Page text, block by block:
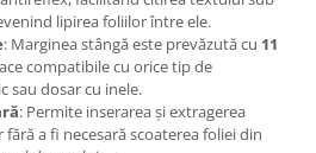
lipirea foliilor între ele.
: Marginea stângă este prevăzută cu 11
compatibile cu orice tip de
sau dosar cu inele.
: Permite inserarea și extragerea
a fi necesară scoaterea foliei din